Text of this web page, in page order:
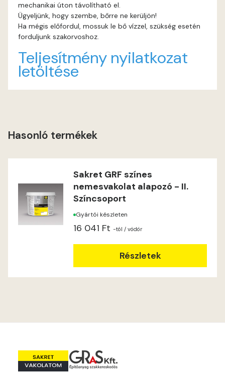
mechanikai úton távolítható el.
Ügyeljünk, hogy szembe, bőrre ne kerüljön!
Ha mégis előfordul, mossuk le bő vízzel, szükség esetén
forduljunk szakorvoshoz.
Teljesítmény nyilatkozat
letöltése
Hasonló termékek
Sakret GRF színes
nemesvakolat alapozó - II.
Színcsoport
Gyártói készleten
16 041 Ft -tól / vödör
Részletek